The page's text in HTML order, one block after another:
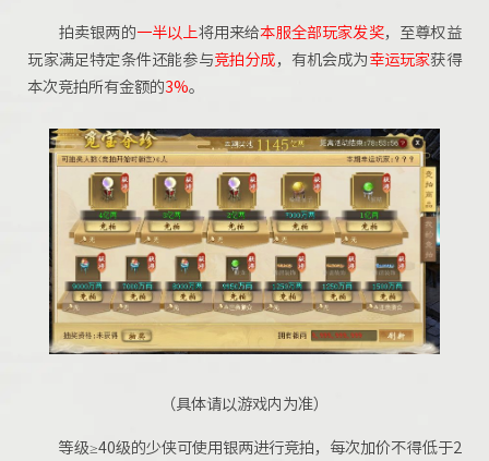
拍卖银两的一半以上将用来给本服全部玩家发奖，至尊权益
玩家满足特定条件还能参与竞拍分成，有机会成为幸运玩家获得
本次竞拍所有金额的3%。
（具体请以游戏内为准）
等级≥40级的少侠可使用银两进行竞拍，每次加价不得低于2